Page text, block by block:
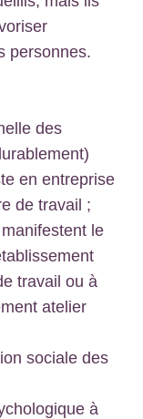
personnes.
des
en entreprise
de travail ;
le
travail ou à
atelier
sociale des
à